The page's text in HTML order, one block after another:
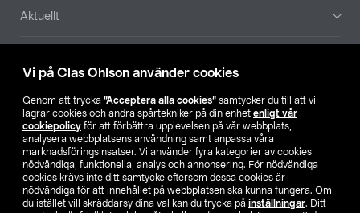
Vi på Clas Ohlson använder cookies
Genom att trycka ”Acceptera alla cookies” samtycker du till att vi
lagrar cookies och andra spårtekniker på din enhet enligt vår
cookiepolicy för att förbättra upplevelsen på vår webbplats,
analysera webbplatsens användning samt anpassa våra
marknadsföringsinsatser. Vi använder fyra kategorier av cookies:
nödvändiga, funktionella, analys och annonsering. För nödvändiga
cookies krävs inte ditt samtycke eftersom dessa cookies är
nödvändiga för att innehållet på webbplatsen ska kunna fungera. Om
du istället vill skräddarsy dina val kan du trycka på inställningar. Ditt
Aktuellt
Hitta butik
SE NO FI